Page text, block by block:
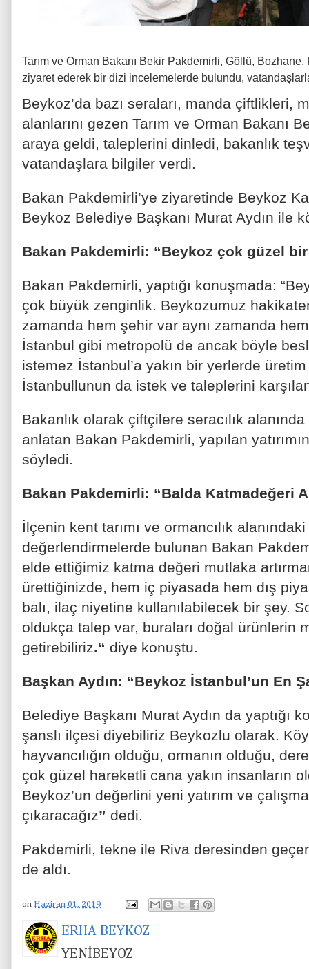
Tarım ve Orman Bakanı Bekir Pakdemirli, Göllü, Bozhane,
ziyaret ederek bir dizi incelemelerde bulundu,
Beykoz’da bazı seraları, manda çiftlikleri,
alanlarını gezen Tarım ve Orman Bakanı
araya geldi, taleplerini dinledi, bakanlık
vatandaşlara bilgiler verdi.
Bakan Pakdemirli’ye ziyaretinde Beykoz
Beykoz Belediye Başkanı Murat Aydın ile
Bakan Pakdemirli: “Beykoz çok güzel
Bakan Pakdemirli, yaptığı konuşmada:
çok büyük zenginlik. Beykozumuz
zamanda hem şehir var aynı zamanda
İstanbul gibi metropolü de ancak böyle
istemez İstanbul’a yakın bir yerlerde üretim
İstanbullunun da istek ve taleplerini
Bakanlık olarak çiftçilere seracılık
anlatan Bakan Pakdemirli, yapılan
söyledi.
Bakan Pakdemirli: “Balda Katmadeğeri
İlçenin kent tarımı ve ormancılık
değerlendirmelerde bulunan Bakan
elde ettiğimiz katma değeri mutlaka
ürettiğinizde, hem iç piyasada hem dış
balı, ilaç niyetine kullanılabilecek bir şey.
oldukça talep var, buraları doğal ürünlerin
getirebiliriz.“ diye konuştu.
Başkan Aydın: “Beykoz İstanbul’un En
Belediye Başkanı Murat Aydın da yaptığı
şanslı ilçesi diyebiliriz Beykozlu olarak.
hayvancılığın olduğu, ormanın olduğu,
çok güzel hareketli cana yakın insanların
Beykoz’un değerlini yeni yatırım ve
çıkaracağız” dedi.
Pakdemirli, tekne ile Riva deresinden
de aldı.
on Haziran 01, 2019
ERHA BEYKOZ
YENİBEYOZ